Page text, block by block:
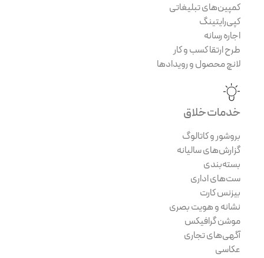
کمپین‌های تبلیغاتی
کپی‌رایتینگ
اجاره رسانه
طرح ارتقا کسب و کار
لانچ محصول و رویدادها
خدمات خلاق
بروشور و کاتالوگ
گزارش‌های سالیانه
بسته‌بندی
ست‌های اداری
بیزنس کارت
نشانه و هویت بصری
موشن گرافیکس
آگهی‌های تجاری
عکاسی